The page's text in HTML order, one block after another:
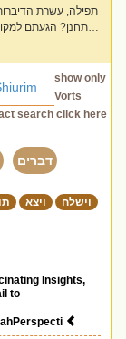
ואתחנן? הגעתם
תחנונים, חשיבות
מיטב הוורטים והרעיונות מחכים לכם לקריאה ושיתוף."
search click here
show only
Vorts
דברים
ויצא
וישלח
Insights,
to